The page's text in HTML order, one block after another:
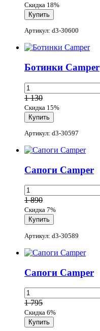
Скидка 18%
Артикул: d3-30600
Ботинки Camper
1 130
Скидка 15%
Артикул: d3-30597
Сапоги Camper
1 890
Скидка 7%
Артикул: d3-30589
Сапоги Camper
1 795
Скидка 6%